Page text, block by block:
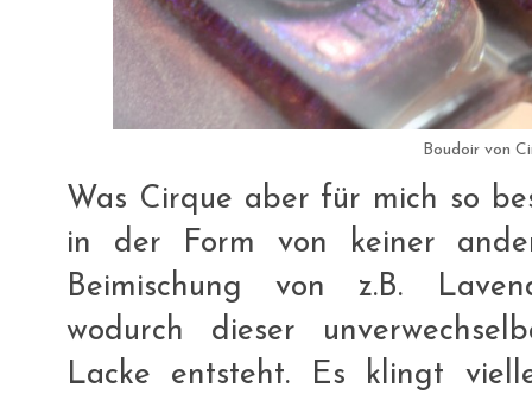
Boudoir von
Was Cirque aber für mich so
in der Form von keiner
Beimischung von z.B.
wodurch dieser
Lacke entsteht. Es klingt